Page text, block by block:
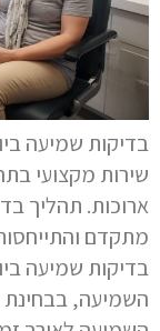
בדיקות שמיעה
שירות מקצועי
ארוכות. תהליך
מתקדם
בדיקות שמיעה
השמיעה, בבחינת